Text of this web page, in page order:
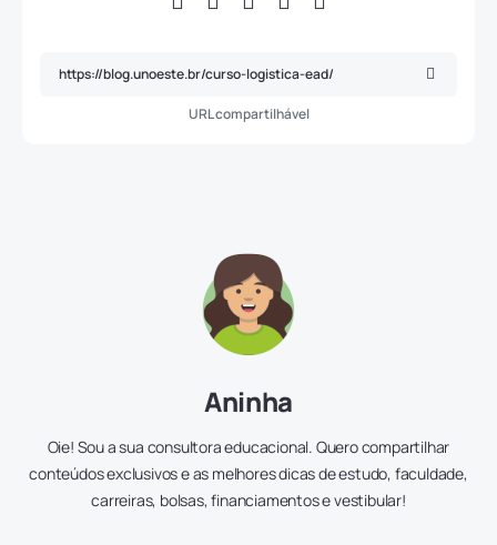
URL compartilhável
Aninha
Oie! Sou a sua consultora educacional. Quero compartilhar
conteúdos exclusivos e as melhores dicas de estudo, faculdade,
carreiras, bolsas, financiamentos e vestibular!